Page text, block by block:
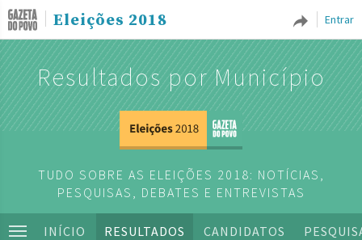
Entrar
Eleições 2018
Resultados por Município
TUDO SOBRE AS ELEIÇÕES 2018: NOTÍCIAS,
PESQUISAS, DEBATES E ENTREVISTAS
INÍCIO RESULTADOS CANDIDATOS